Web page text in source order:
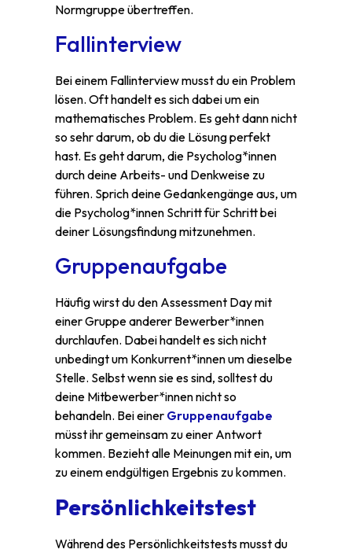
Normgruppe übertreffen.
Fallinterview
Bei einem Fallinterview musst du ein Problem
lösen. Oft handelt es sich dabei um ein
mathematisches Problem. Es geht dann nicht
so sehr darum, ob du die Lösung perfekt
hast. Es geht darum, die Psycholog*innen
durch deine Arbeits- und Denkweise zu
führen. Sprich deine Gedankengänge aus, um
die Psycholog*innen Schritt für Schritt bei
deiner Lösungsfindung mitzunehmen.
Gruppenaufgabe
Häufig wirst du den Assessment Day mit
einer Gruppe anderer Bewerber*innen
durchlaufen. Dabei handelt es sich nicht
unbedingt um Konkurrent*innen um dieselbe
Stelle. Selbst wenn sie es sind, solltest du
deine Mitbewerber*innen nicht so
behandeln. Bei einer Gruppenaufgabe
müsst ihr gemeinsam zu einer Antwort
kommen. Bezieht alle Meinungen mit ein, um
zu einem endgültigen Ergebnis zu kommen.
Persönlichkeitstest
Während des Persönlichkeitstests musst du